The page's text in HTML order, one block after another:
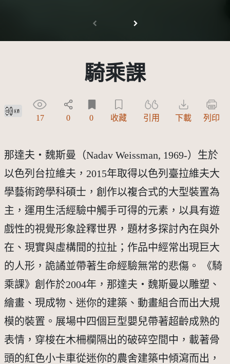
騎乘課
創用CC姓名標示 3.0 台灣及其後版本(CC BY 3.0 TW +)
17 0 0 收藏 引用 下載 列印
那達夫‧魏斯曼（Nadav Weissman, 1969-）生於
以色列台拉維夫，2015年取得以色列臺拉維夫大
學藝術跨學科碩士，創作以複合式的大型裝置為
主，運用生活經驗中觸手可得的元素，以具有遊
戲性的視覺形象詮釋世界，題材多探討內在與外
在、現實與虛構間的拉扯；作品中經常出現巨大
的人形，詭譎並帶著生命經驗無常的悲傷。 《騎
乘課》創作於2004年，那達夫‧魏斯曼以雕塑、
繪畫、現成物、迷你的建築、動畫組合而出大規
模的裝置。展場中四個巨型嬰兒帶著超齡成熟的
表情，穿梭在木柵欄隔出的破碎空間中，載著骨
頭的紅色小卡車從迷你的農舍建築中傾瀉而出，